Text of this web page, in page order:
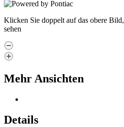
Klicken Sie doppelt auf das obere
sehen
Mehr Ansichten
Details